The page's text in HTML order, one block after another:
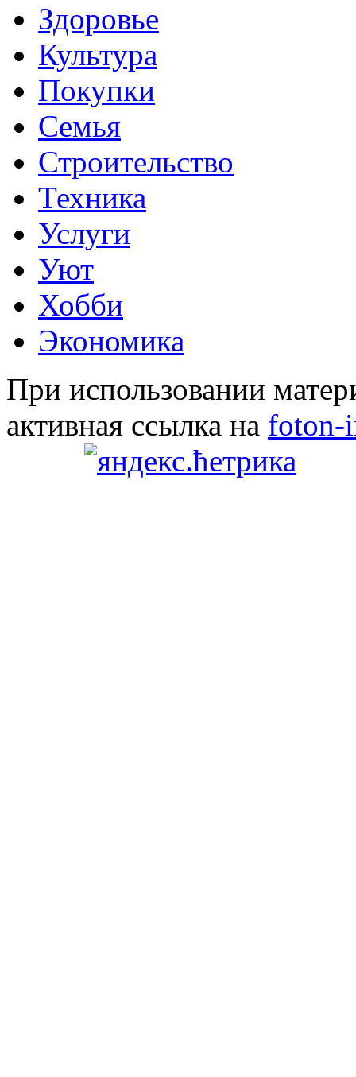
Здоровье
Культура
Покупки
Семья
Строительство
Техника
Услуги
Уют
Хобби
Экономика
При использовании
активная ссылка на foton-